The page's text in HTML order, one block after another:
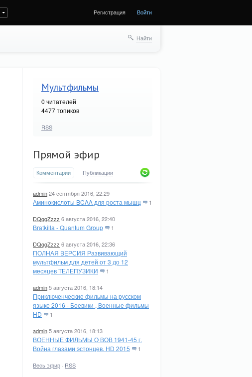
Регистрация Войти
Найти
Мультфильмы
0 читателей
4477 топиков
RSS
Прямой эфир
Комментарии Публикации
admin24 сентября 2016, 22:29
Аминокислоты BCAA для роста мышц 1
DQqqZzzz 6 августа 2016, 22:40
Bratkilla - Quantum Group 1
DQqqZzzz 6 августа 2016, 22:36
ПОЛНАЯ ВЕРСИЯ Развивающий
мультфильм для детей от 3 до 12
месяцев ТЕЛЕПУЗИКИ
1
admin5 августа 2016, 18:14
Приключенческие фильмы на русском
языке 2016 - Боевики , Военные фильмы
HD
1
admin5 августа 2016, 18:13
ВОЕННЫЕ ФИЛЬМЫ О ВОВ 1941-45 г.
Война глазами эстонцев. HD 2015
1
Весь эфир · RSS